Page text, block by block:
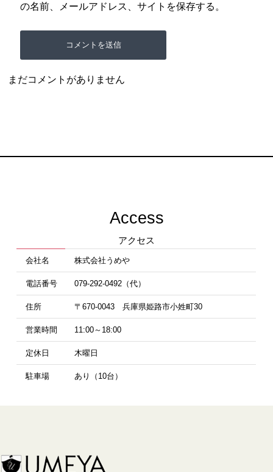
の名前、メールアドレス、サイトを保存する。
まだコメントがありません
Access
アクセス
会社名 株式会社うめや
電話番号 079-292-0492（代）
住所 〒670-0043 兵庫県姫路市小姓町30
営業時間 11:00～18:00
定休日 木曜日
駐車場 あり（10台）